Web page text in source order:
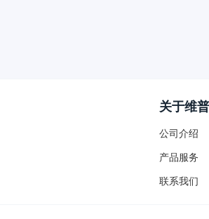
关于维普
公司介绍
产品服务
联系我们